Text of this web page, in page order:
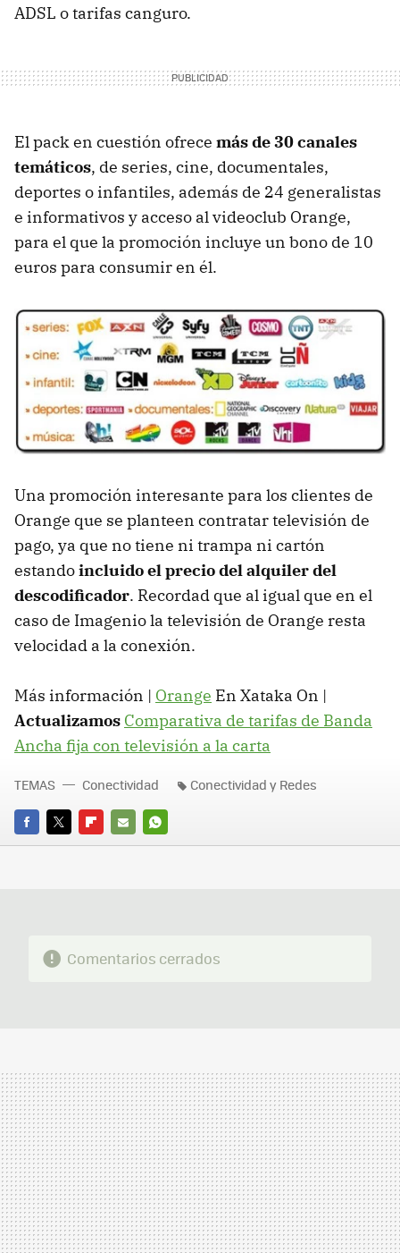
ADSL o tarifas canguro.
El pack en cuestión ofrece más de 30 canales
temáticos, de series, cine, documentales,
deportes o infantiles, además de 24 generalistas
e informativos y acceso al videoclub Orange,
para el que la promoción incluye un bono de 10
euros para consumir en él.
Una promoción interesante para los clientes de
Orange que se planteen contratar televisión de
pago, ya que no tiene ni trampa ni cartón
estandoincluido el precio del alquiler del
descodificador. Recordad que al igual que en el
caso de Imagenio la televisión de Orange resta
velocidad a la conexión.
Más información | Orange En Xataka On |
Actualizamos Comparativa de tarifas de Banda
Ancha fija con televisión a la carta
FACEBOOK
TWITTERFLIPBOARD
E-
WHATSAPP
TEMAS Conectividad Conectividad y Redes
Comentarios cerrados